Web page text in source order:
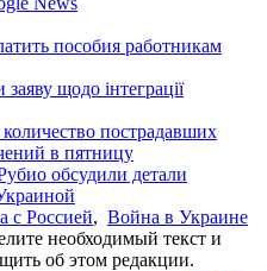
пособия работникам
щодо інтеграції
пострадавших
в пятницу
обсудили детали
с Россией, Война в Украине
необходимый текст и
об этом редакции.